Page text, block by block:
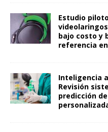
Estudio
bajo costo y
referencia
Inteligencia
Revisión
predicción